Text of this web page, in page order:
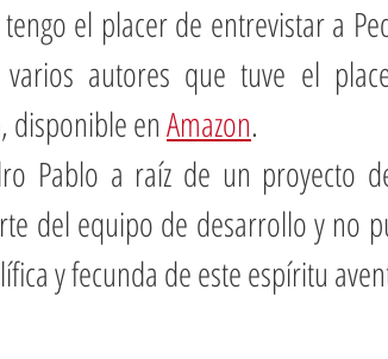
el placer de entrevistar a
autores que tuve el
, disponible en Amazon.
Pablo a raíz de un proyecto
del equipo de desarrollo y no
y fecunda de este espíritu